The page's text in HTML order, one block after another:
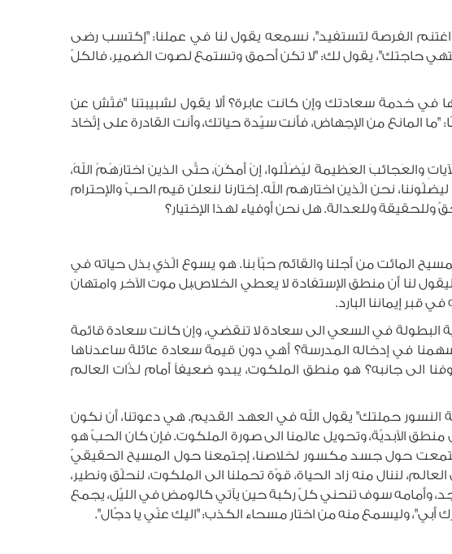
الفرصة لتستفيد"، نسمعه يقول لنا في عملنا: "إكتسب رضى
حاجتك"، يقول لك: "لا تكن أحمق وتستمع لصوت الضمير، فالكلّ
في خدمة سعادتك وإن كانت عابرة؟ ألا يقول لشبيبتنا "فتّش عن
المانع من الإجهاض، فأنت سيّدة حياتك، وأنت القادرة على إتّخاذ
والعَجائبَ العَظيمةَ ليُضَلِّلوا، إنْ أمكَنَ، حتَّى الذينَ ا‏ختارَهُمُ اللهُ،
نحن الّذين اختارهم الله. إختارنا لنعلن قيم الحبّ والإحترام
وللحقيقة وللعدالة. هل نحن أوفياء لهذا الإختيار؟
المائت من أجلنا والقائم حبّاً بنا. هو يسوع الّذي بذل حياته في
لنا أن منطق الإستفادة لا يعطي الخلاص،بل موت الآخر وامتهان
قبر إيماننا البارد.
البطولة في السعي الى سعادة لا تنقضي، وإن كانت سعادة قائمة
في إدخاله المدرسة؟ أهي دون قيمة سعادة عائلة ساعدناها
الى جانبه؟ هو منطق الملكوت، يبدو ضعيفاً أمام لذّات العالم
حملتك" يقول الله في العهد القديم. هي دعوتنا، أن نكون
منطق الآبديّة، وتحويل عالمنا الى صورة الملكوت. فإن كان الحبّ هو
حول جسد مكسور لخلاصنا، إجتمعنا حول المسيح الحقيقيّ
لننال منه زاد الحياة، قوّة تحملنا الى الملكوت، لنحلّق ونطير،
وأمامه سوف تنحني كلّ ركبة حين يآتي كالومض في الليّل، يجمع
أبي"، وليسمع منه من اختار مسحاء الكذب: "اليك عنّي يا دجّال".